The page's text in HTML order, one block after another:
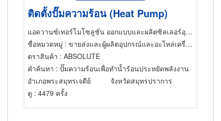
ติดตั้งปั๊มความร้อน (Heat Pump)
แอดวานซ์เทอร์โมโซลูชั่น ออกแบบและผลิตซิลเลอร์อุตสาหกรรม Absorption Chiller
ชื่อหมวดหมู่ : ขายส่งและผู้ผลิตอุปกรณ์และอะไหล่เครื่องทำความเย็น,วิศวกรเครื่องทำความเย็น,โรงแรม รีสอร์ท
ตราสินค้า : ABSOLUTE
คำค้นหา : ปั๊มความร้อนเพื่อทำน้ำร้อนประหยัดพลังงาน
อำเภอพระสมุทรเจดีย์
จังหวัดสมุทรปราการ
ดู : 4479 ครั้ง